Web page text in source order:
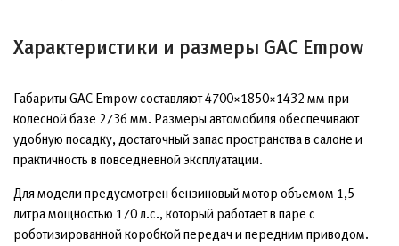
Характеристики и размеры GAC Empow
Габариты GAC Empow составляют 4700×1850×1432 мм при
колесной базе 2736 мм. Размеры автомобиля обеспечивают
удобную посадку, достаточный запас пространства в салоне и
практичность в повседневной эксплуатации.
Для модели предусмотрен бензиновый мотор объемом 1,5
литра мощностью 170 л.с., который работает в паре с
роботизированной коробкой передач и передним приводом.